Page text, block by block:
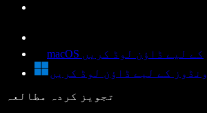
macOS کے لیے ڈاؤن لوڈ کریں
ونڈوز کے لیے ڈاؤن لوڈ کریں
تجویز کردہ مطالعہ